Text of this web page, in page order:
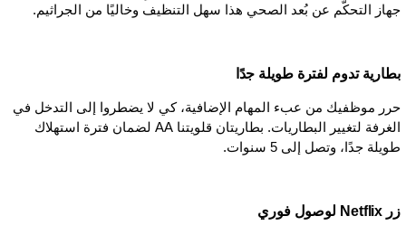
جهاز التحكّم عن بُعد الصحي هذا سهل التنظيف وخاليًا من الجراثيم.
بطارية تدوم لفترة طويلة جدًا
حرر موظفيك من عبء المهام الإضافية، كي لا يضطروا إلى التدخل في
الغرفة لتغيير البطاريات. بطاريتان قلويتنا AA لضمان فترة استهلاك
طويلة جدًا، وتصل إلى 5 سنوات.
زر Netflix لوصول فوري